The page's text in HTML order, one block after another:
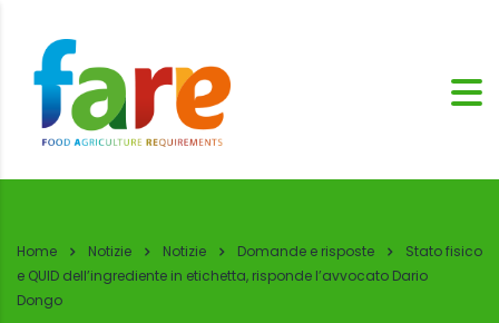
Home Notizie Notizie Domande e risposte
Stato fisico
e QUID dell’ingrediente in etichetta, risponde l’avvocato Dario
Dongo